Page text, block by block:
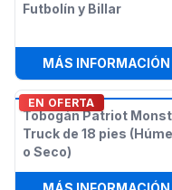
Futbolín y Billar
MÁS INFORMACIÓN:
EN OFERTA
Tobogán Patriot
Truck de 18 pies
o Seco)
: